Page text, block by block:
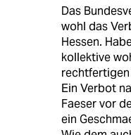
Das
wohl das
Hessen.
kollektive
Ein Verbot
Faeser vor
ein